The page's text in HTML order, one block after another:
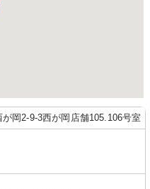
岡2-9-3西が岡店舗105.106号室